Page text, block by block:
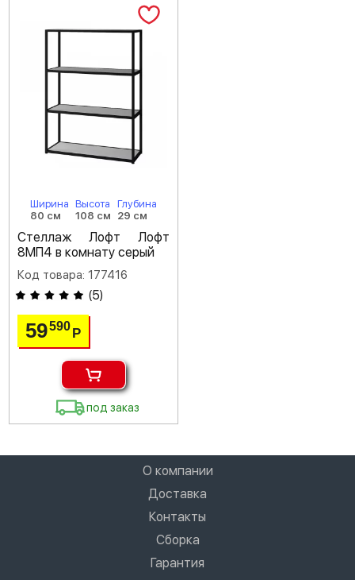
Ширина
80 см
Высота
108 см
Глубина
29 см
Стеллаж Лофт Лофт
8МП4 в комнату серый
Код товара: 177416
(5)
59590Р
под заказ
О компании
Доставка
Контакты
Сборка
Гарантия